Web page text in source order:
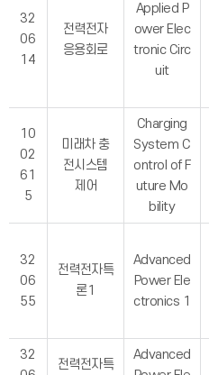
32
06
14
전력전자
응용회로
Applied P
ower Elec
tronic Circ
uit
10
02
61
5
미래차 충
전시스템
제어
Charging
System C
ontrol of F
uture Mo
bility
32
06
55
전력전자특
론1
Advanced
Power Ele
ctronics 1
32
전력전자특
Advanced